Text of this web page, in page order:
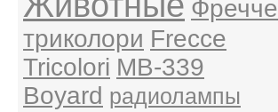
Фречче
триколори Frecce
Tricolori MB-339
Boyard радиолампы